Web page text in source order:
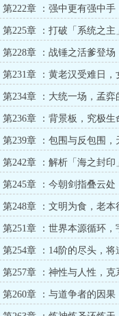
第222章 ：强中更有强中
第225章 ：打破「系统之
第228章 ：战锤之活爹登场
第231章 ：黄老汉受难日，
第234章 ：大统一场，孟弈
第236章 ：背景板，究极生
第239章 ：包围与反包围，
第242章 ：解析「海之封印
第245章 ：今朝剑指叠云
第248章 ：文明为食，老
第251章 ：世界本源循环，
第254章 ：14阶的尽头，将
第257章 ：神性与人性，克
第260章 ：与道争者的因